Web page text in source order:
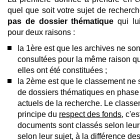
quel que soit votre sujet de
pas de dossier thématique qui
pour deux raisons :
la 1ère est que les archives ne
consultées pour la même raison
elles ont été constituées ;
la 2ème est que le classement ne
de dossiers thématiques en
actuels de la recherche. Le
principe du respect des fonds,
documents sont classés selon
selon leur sujet, à la différence